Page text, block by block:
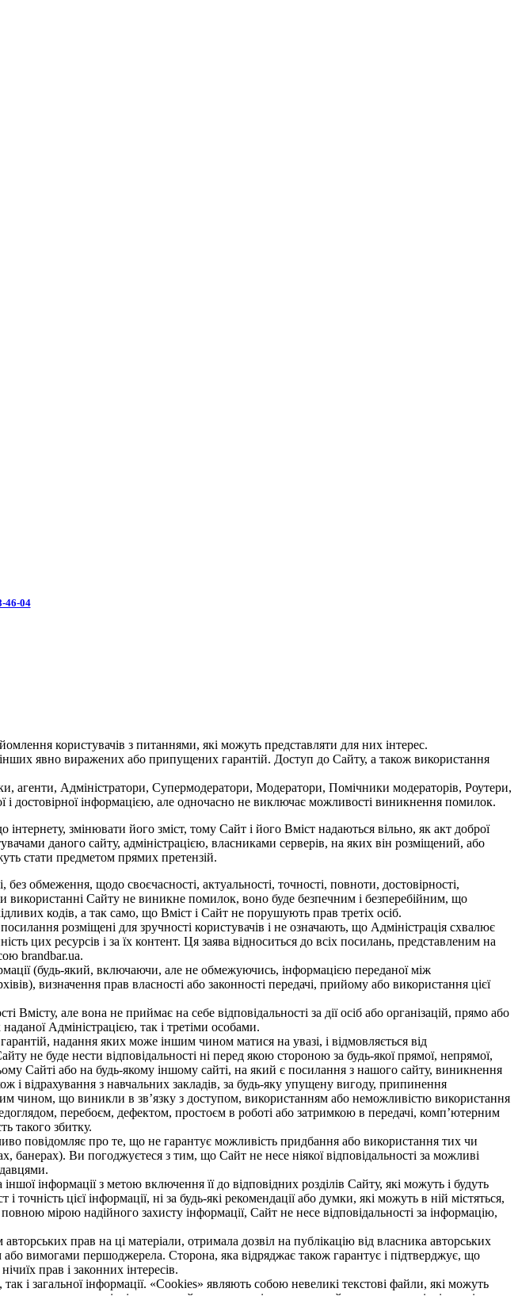
46-04
користувачів з питаннями, які можуть представляти для них інтерес.
інших явно виражених або припущених гарантій. Доступ до Сайту, а також використання
агенти, Адміністратори, Супермодератори, Модератори, Помічники модераторів, Роутери,
і достовірної інформацією, але одночасно не виключає можливості виникнення помилок.
змінювати його зміст, тому Сайт і його Вміст надаються вільно, як акт доброї
даного сайту, адміністрацією, власниками серверів, на яких він розміщений, або
стати предметом прямих претензій.
обмеження, щодо своєчасності, актуальності, точності, повноти, достовірності,
використанні Сайту не виникне помилок, воно буде безпечним і безперебійним, що
кодів, а так само, що Вміст і Сайт не порушують прав третіх осіб.
розміщені для зручності користувачів і не означають, що Адміністрація схвалює
цих ресурсів і за їх контент. Ця заява відноситься до всіх посилань, представленим на
brandbar.ua.
(будь-який, включаючи, але не обмежуючись, інформацією переданої між
визначення прав власності або законності передачі, прийому або використання цієї
Вмісту, але вона не приймає на себе відповідальності за дії осіб або організацій, прямо або
Адміністрацією, так і третіми особами.
надання яких може іншим чином матися на увазі, і відмовляється від
не буде нести відповідальності ні перед якою стороною за будь-якої прямої, непрямої,
Сайті або на будь-якому іншому сайті, на який є посилання з нашого сайту, виникнення
і відрахування з навчальних закладів, за будь-яку упущену вигоду, припинення
чином, що виникли в зв’язку з доступом, використанням або неможливістю використання
перебоєм, дефектом, простоєм в роботі або затримкою в передачі, комп’ютерним
такого збитку.
повідомляє про те, що не гарантує можливість придбання або використання тих чи
банерах). Ви погоджуєтеся з тим, що Сайт не несе ніякої відповідальності за можливі
інформації з метою включення її до відповідних розділів Сайту, які можуть і будуть
цієї інформації, ні за будь-які рекомендації або думки, які можуть в ній містяться,
мірою надійного захисту інформації, Сайт не несе відповідальності за інформацію,
прав на ці матеріали, отримала дозвіл на публікацію від власника авторських
вимогами першоджерела. Сторона, яка відряджає також гарантує і підтверджує, що
прав і законних інтересів.
і загальної інформації. «Cookies» являють собою невеликі текстові файли, які можуть